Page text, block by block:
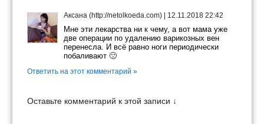
Аксана (http://netolkoeda.com) 12.11.2018 22:42
Мне эти лекарства ни к чему, а вот мама уже
две операции по удалению варикозных вен
перенесла. И всё равно ноги периодически
побаливают 🙁
Ответить на этот комментарий »
Оставьте комментарий к этой записи ↓